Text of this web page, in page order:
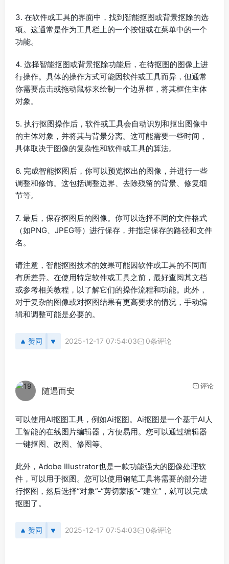
3. 在软件或工具的界面中，找到智能抠图或背景抠除的选
项。这通常是作为工具栏上的一个按钮或在菜单中的一个
功能。
4. 选择智能抠图或背景抠除功能后，在待抠图的图像上进
行操作。具体的操作方式可能因软件或工具而异，但通常
你需要点击或拖动鼠标来绘制一个边界框，将其框住主体
对象。
5. 执行抠图操作后，软件或工具会自动识别和抠出图像中
的主体对象，并将其与背景分离。这可能需要一些时间，
具体取决于图像的复杂性和软件或工具的算法。
6. 完成智能抠图后，你可以预览抠出的图像，并进行一些
调整和修饰。这包括调整边界、去除残留的背景、修复细
节等。
7. 最后，保存抠图后的图像。你可以选择不同的文件格式
（如PNG、JPEG等）进行保存，并指定保存的路径和文件
名。
请注意，智能抠图技术的效果可能因软件或工具的不同而
有所差异。在使用特定软件或工具之前，最好查阅其文档
或参考相关教程，以了解它们的操作流程和功能。此外，
对于复杂的图像或对抠图结果有更高要求的情况，手动编
辑和调整可能是必要的。
赞同 2025-12-17 07:54:03 0条评论
随遇而安 评论
可以使用AI抠图工具，例如Ai抠图。Ai抠图是一个基于AI人
工智能的在线图片编辑器，方便易用。您可以通过编辑器
一键抠图、改图、修图等。
此外，Adobe Illustrator也是一款功能强大的图像处理软
件，可以用于抠图。您可以使用钢笔工具将需要的部分进
行抠图，然后选择“对象”-“剪切蒙版”-“建立”，就可以完成
抠图了。
赞同 2025-12-17 07:54:03 0条评论